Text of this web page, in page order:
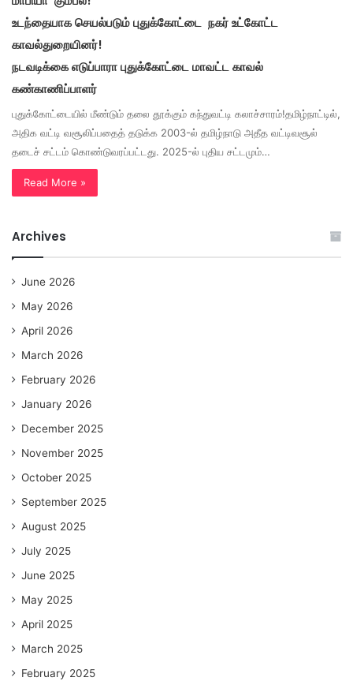
உடந்தையாக செயல்படும் புதுக்கோட்டை நகர் உட்கோட்ட
காவல்துறையினர்!
நடவடிக்கை எடுப்பாரா புதுக்கோட்டை மாவட்ட காவல்
கண்காணிப்பாளர்
புதுக்கோட்டையில் மீண்டும் தலை தூக்கும் கந்துவட்டி கலாச்சாரம்!தமிழ்நாட்டில்,
அதிக வட்டி வசூலிப்பதைத் தடுக்க 2003-ல் தமிழ்நாடு அதீத வட்டிவசூல்
தடைச் சட்டம் கொண்டுவரப்பட்டது. 2025-ல் புதிய சட்டமும்…
Read More »
Archives
June 2026
May 2026
April 2026
March 2026
February 2026
January 2026
December 2025
November 2025
October 2025
September 2025
August 2025
July 2025
June 2025
May 2025
April 2025
March 2025
February 2025